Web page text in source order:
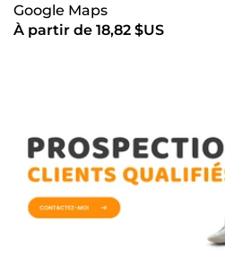
Google Maps
À partir de 18,82 $US